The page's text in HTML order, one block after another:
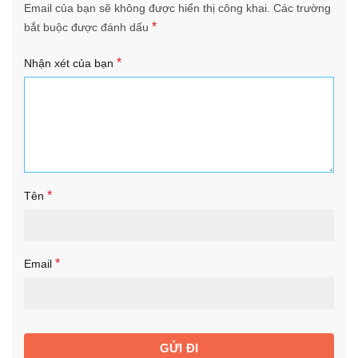
Email của bạn sẽ không được hiển thị công khai. Các trường
bắt buộc được đánh dấu *
Nhận xét của bạn *
Tên *
Email *